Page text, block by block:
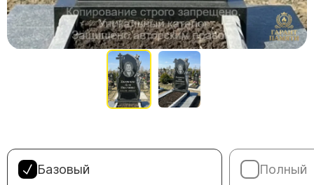
Семейные памятники ( памятники на двоих )
Памятники в форме креста
Зеркальные памятники
Памятники из белого мрамора Коелга
Креативные памятники
Базовый Полный